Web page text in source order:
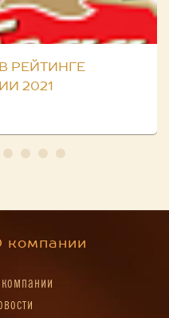
РЕЙТИНГЕ
2021
компании